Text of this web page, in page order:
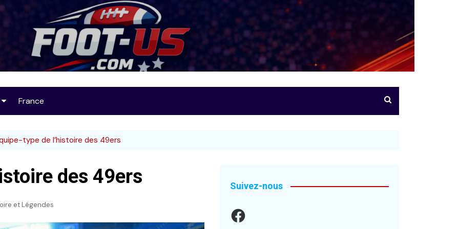
Foot-US
France
type de l’histoire des 49ers
des 49ers
et Légendes
Suivez-nous
Facebook